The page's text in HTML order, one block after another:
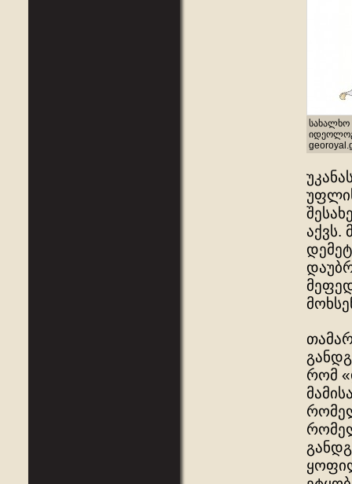
სახალხო
აქვს.
რომ